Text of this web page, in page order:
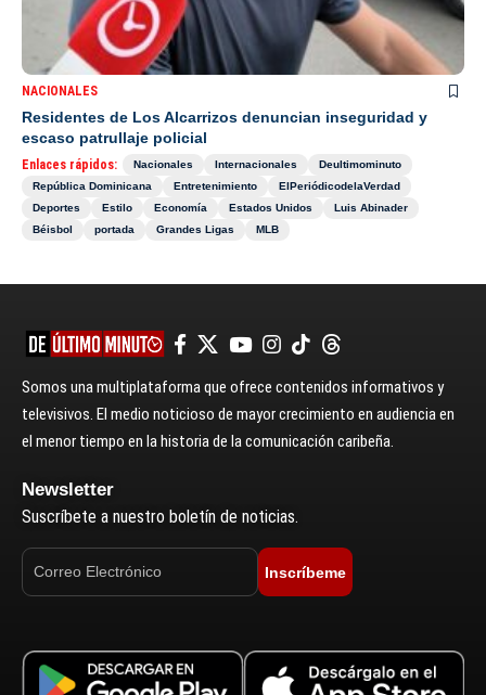
NACIONALES
Residentes de Los Alcarrizos denuncian inseguridad y
escaso patrullaje policial
Enlaces rápidos: Nacionales Internacionales
Deultimominuto
República Dominicana
Entretenimiento
ElPeriódicodelaVerdad
Deportes
Estilo Economía Estados Unidos
Luis Abinader
Béisbol
portada Grandes Ligas MLB
Somos una multiplataforma que ofrece contenidos informativos y
televisivos. El medio noticioso de mayor crecimiento en audiencia en
el menor tiempo en la historia de la comunicación caribeña.
Newsletter
Suscríbete a nuestro boletín de noticias.
Inscríbeme